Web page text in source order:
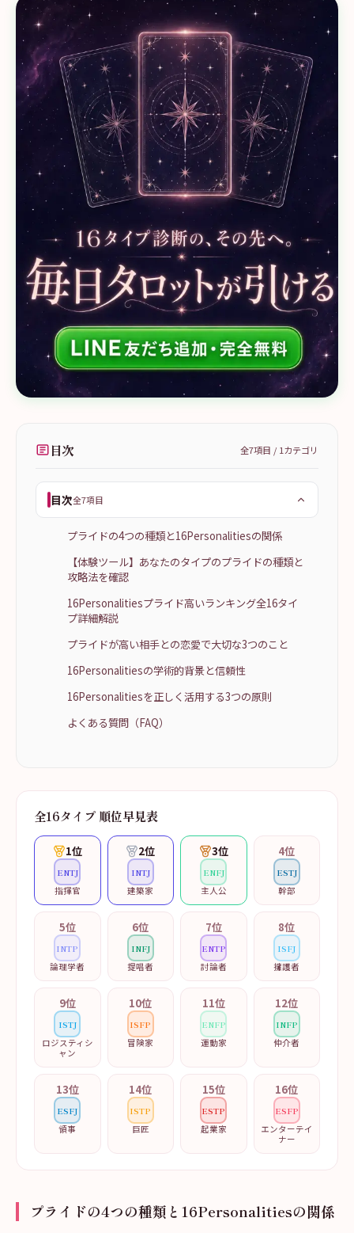
目次 全7項目 / 1カテゴリ
目次全7項目
プライドの4つの種類と16Personalitiesの関係
【体験ツール】あなたのタイプのプライドの種類と
攻略法を確認
16Personalitiesプライド高いランキング全16タイ
プ詳細解説
プライドが高い相手との恋愛で大切な3つのこと
16Personalitiesの学術的背景と信頼性
16Personalitiesを正しく活用する3つの原則
よくある質問（FAQ）
全16タイプ 順位早見表
1位
ENTJ
指揮官
2位
INTJ
建築家
3位
ENFJ
主人公
4位
ESTJ
幹部
5位
INTP
論理学者
6位
INFJ
提唱者
7位
ENTP
討論者
8位
ISFJ
擁護者
9位
ISTJ
ロジスティシ
ャン
10位
ISFP
冒険家
11位
ENFP
運動家
12位
INFP
仲介者
13位
ESFJ
領事
14位
ISTP
巨匠
15位
ESTP
起業家
16位
ESFP
エンターテイ
ナー
プライドの4つの種類と16Personalitiesの関係